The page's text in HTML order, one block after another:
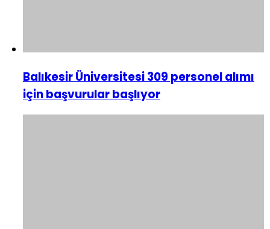
Balıkesir Üniversitesi 309 personel alımı
için başvurular başlıyor